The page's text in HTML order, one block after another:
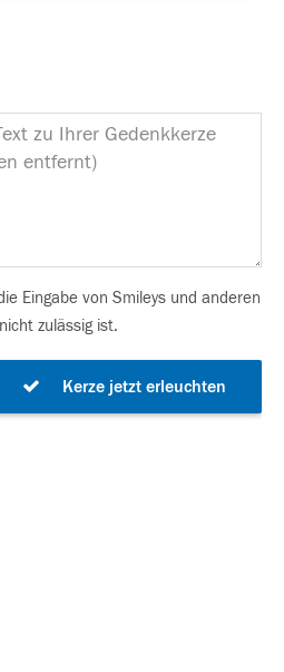
Eingabe von Smileys und anderen
zulässig ist.
Kerze jetzt erleuchten